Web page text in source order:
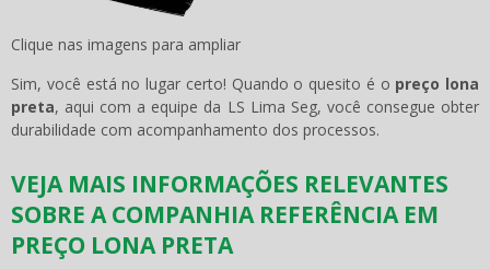
Clique nas imagens para ampliar
Sim, você está no lugar certo! Quando o quesito é o preço lona
preta, aqui com a equipe da LS Lima Seg, você consegue obter
durabilidade com acompanhamento dos processos.
VEJA MAIS INFORMAÇÕES RELEVANTES
SOBRE A COMPANHIA REFERÊNCIA EM
PREÇO LONA PRETA